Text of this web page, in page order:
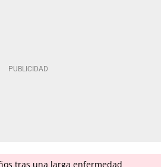
tras una larga enfermedad